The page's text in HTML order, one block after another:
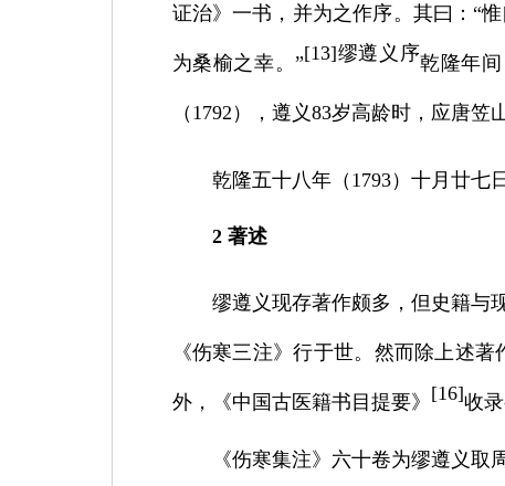
证治》一书，并为之作序。其曰：“
为桑榆之幸。”[13]缪遵义序乾隆年
（ 1792 ），遵义83岁高龄时，应唐笠
乾隆五十八年（ 1793）十月廿七
2 著述
缪遵义现存著作颇多，但史籍与
《伤寒三注》行于世。然而除上述著
外，《中国古医籍书目提要》 [16]收
《伤寒集注》六十卷为缪遵义